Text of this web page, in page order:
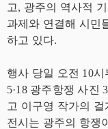
고, 광주의 역사적
과제와 연결해 시민
하고 있다.
행사 당일 오전 10
5·18 광주항쟁 사진
고 이구영 작가의 걸
전시는 광주의 항쟁